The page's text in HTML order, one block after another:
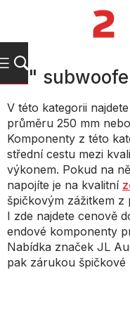
10"
V této kategorii najdete
průměru 250 mm
Komponenty z této
střední cestu mezi
výkonem. Pokud na
napojíte je na kvalitní
špičkovým zážitkem z
I zde najdete cenově
endové komponenty
Nabídka značek JL
pak zárukou špičkové